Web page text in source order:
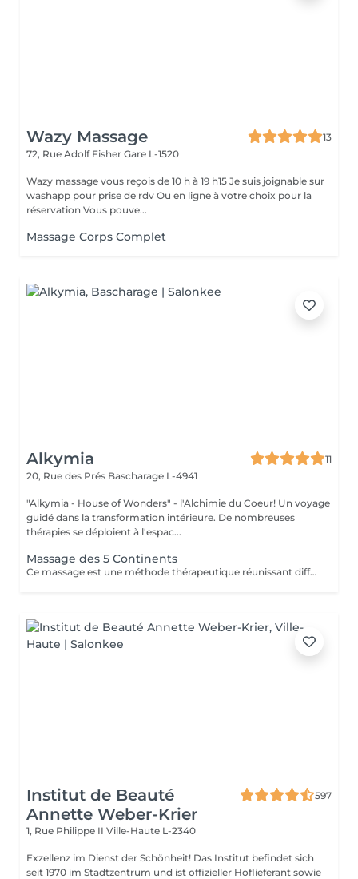
Wazy Massage
13
72, Rue Adolf Fisher Gare L-1520
Wazy massage vous reçois de 10 h à 19 h15 Je suis joignable sur
washapp pour prise de rdv Ou en ligne à votre choix pour la
réservation Vous pouve...
Massage Corps Complet
Alkymia
11
20, Rue des Prés Bascharage L-4941
"Alkymia - House of Wonders" - l'Alchimie du Coeur! Un voyage
guidé dans la transformation intérieure. De nombreuses
thérapies se déploient à l'espac...
Massage des 5 Continents
Ce massage est une méthode thérapeutique réunissant différents types de massages : Lomi Lomi / Californien / Suédois / Tui Na / Ayurvédique et associant l'énergie du REIKI.
Institut de Beauté
Annette Weber-Krier
597
1, Rue Philippe II Ville-Haute L-2340
Exzellenz im Dienst der Schönheit! Das Institut befindet sich
seit 1970 im Stadtzentrum und ist offizieller Hoflieferant sowie